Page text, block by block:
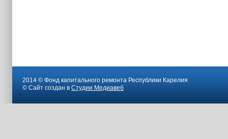
2014 © Фонд капитального ремонта Республики Карелия
© Сайт создан в Студии Медиавеб